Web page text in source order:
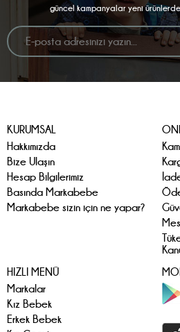
güncel kampanyalar yeni
KURUMSAL
Hakkımızda
Bize Ulaşın
Hesap Bilgilerimiz
Basında Markabebe
Markabebe sizin için ne yapar?
HIZLI MENÜ
Markalar
Kız Bebek
Erkek Bebek